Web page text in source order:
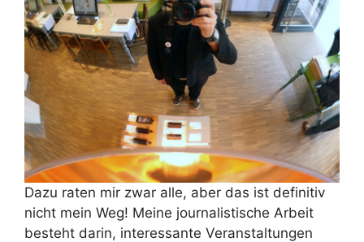
Dazu raten mir zwar alle, aber das ist definitiv
nicht mein Weg! Meine journalistische Arbeit
besteht darin, interessante Veranstaltungen